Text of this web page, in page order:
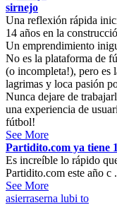
sirnejo
Una reflexión rápida
14 años en la
Un emprendimiento
No es la plataforma de
(o incompleta!), pero es
lagrimas y loca pasión
Nunca dejare de
una experiencia de
fútbol!
See More
Partidito.com ya tiene
Es increíble lo rápido
Partidito.com este año c
See More
asierraserna lubi to